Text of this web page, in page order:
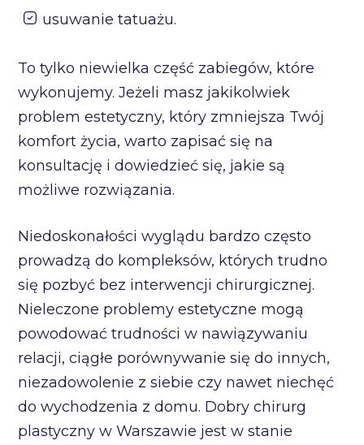
usuwanie tatuażu.
To tylko niewielka część zabiegów, które
wykonujemy. Jeżeli masz jakikolwiek
problem estetyczny, który zmniejsza Twój
komfort życia, warto zapisać się na
konsultację i dowiedzieć się, jakie są
możliwe rozwiązania.
Niedoskonałości wyglądu bardzo często
prowadzą do kompleksów, których trudno
się pozbyć bez interwencji chirurgicznej.
Nieleczone problemy estetyczne mogą
powodować trudności w nawiązywaniu
relacji, ciągłe porównywanie się do innych,
niezadowolenie z siebie czy nawet niechęć
do wychodzenia z domu. Dobry chirurg
plastyczny w Warszawie jest w stanie